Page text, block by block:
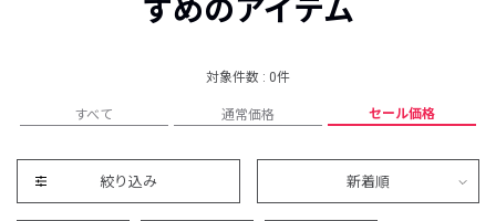
すめのアイテム
対象件数 : 0件
すべて 通常価格 セール価格
絞り込み 新着順